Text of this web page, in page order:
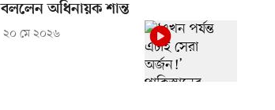
বললেন অধিনায়ক শান্ত
২০ মে ২০২৬